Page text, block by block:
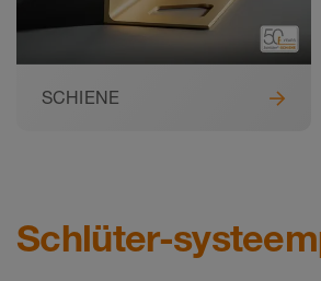
SCHIENE
Schlüter-